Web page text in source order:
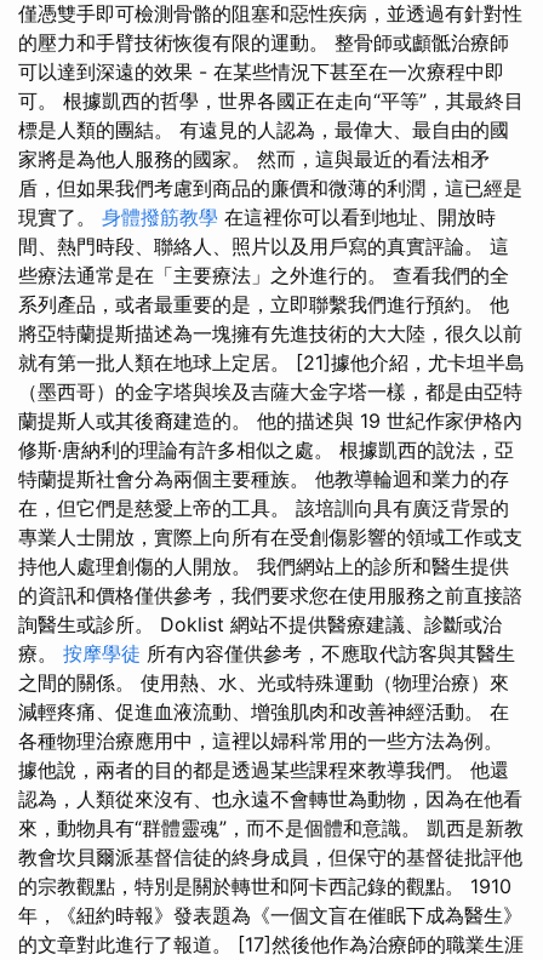
僅憑雙手即可檢測骨骼的阻塞和惡性疾病，並透過有針對性
的壓力和手臂技術恢復有限的運動。 整骨師或顱骶治療師
可以達到深遠的效果 - 在某些情況下甚至在一次療程中即
可。 根據凱西的哲學，世界各國正在走向“平等”，其最終目
標是人類的團結。 有遠見的人認為，最偉大、最自由的國
家將是為他人服務的國家。 然而，這與最近的看法相矛
盾，但如果我們考慮到商品的廉價和微薄的利潤，這已經是
現實了。 身體撥筋教學 在這裡你可以看到地址、開放時
間、熱門時段、聯絡人、照片以及用戶寫的真實評論。 這
些療法通常是在「主要療法」之外進行的。 查看我們的全
系列產品，或者最重要的是，立即聯繫我們進行預約。 他
將亞特蘭提斯描述為一塊擁有先進技術的大大陸，很久以前
就有第一批人類在地球上定居。 [21]據他介紹，尤卡坦半島
（墨西哥）的金字塔與埃及吉薩大金字塔一樣，都是由亞特
蘭提斯人或其後裔建造的。 他的描述與 19 世紀作家伊格內
修斯·唐納利的理論有許多相似之處。 根據凱西的說法，亞
特蘭提斯社會分為兩個主要種族。 他教導輪迴和業力的存
在，但它們是慈愛上帝的工具。 該培訓向具有廣泛背景的
專業人士開放，實際上向所有在受創傷影響的領域工作或支
持他人處理創傷的人開放。 我們網站上的診所和醫生提供
的資訊和價格僅供參考，我們要求您在使用服務之前直接諮
詢醫生或診所。 Doklist 網站不提供醫療建議、診斷或治
療。 按摩學徒 所有內容僅供參考，不應取代訪客與其醫生
之間的關係。 使用熱、水、光或特殊運動（物理治療）來
減輕疼痛、促進血液流動、增強肌肉和改善神經活動。 在
各種物理治療應用中，這裡以婦科常用的一些方法為例。
據他說，兩者的目的都是透過某些課程來教導我們。 他還
認為，人類從來沒有、也永遠不會轉世為動物，因為在他看
來，動物具有“群體靈魂”，而不是個體和意識。 凱西是新教
教會坎貝爾派基督信徒的終身成員，但保守的基督徒批評他
的宗教觀點，特別是關於轉世和阿卡西記錄的觀點。 1910
年，《紐約時報》發表題為《一個文盲在催眠下成為醫生》
的文章對此進行了報道。 [17]然後他作為治療師的職業生涯